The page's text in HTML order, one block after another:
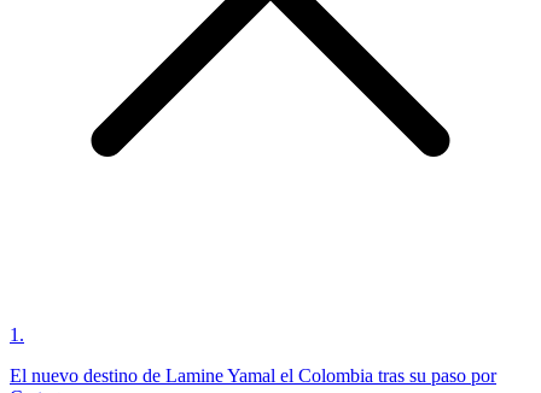
1 .
El nuevo destino de Lamine Yamal el Colombia tras su paso por